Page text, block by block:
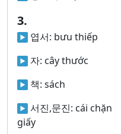
3.
엽서: bưu thiếp
자: cây thước
책: sách
서진,문진: cái chặn
giấy